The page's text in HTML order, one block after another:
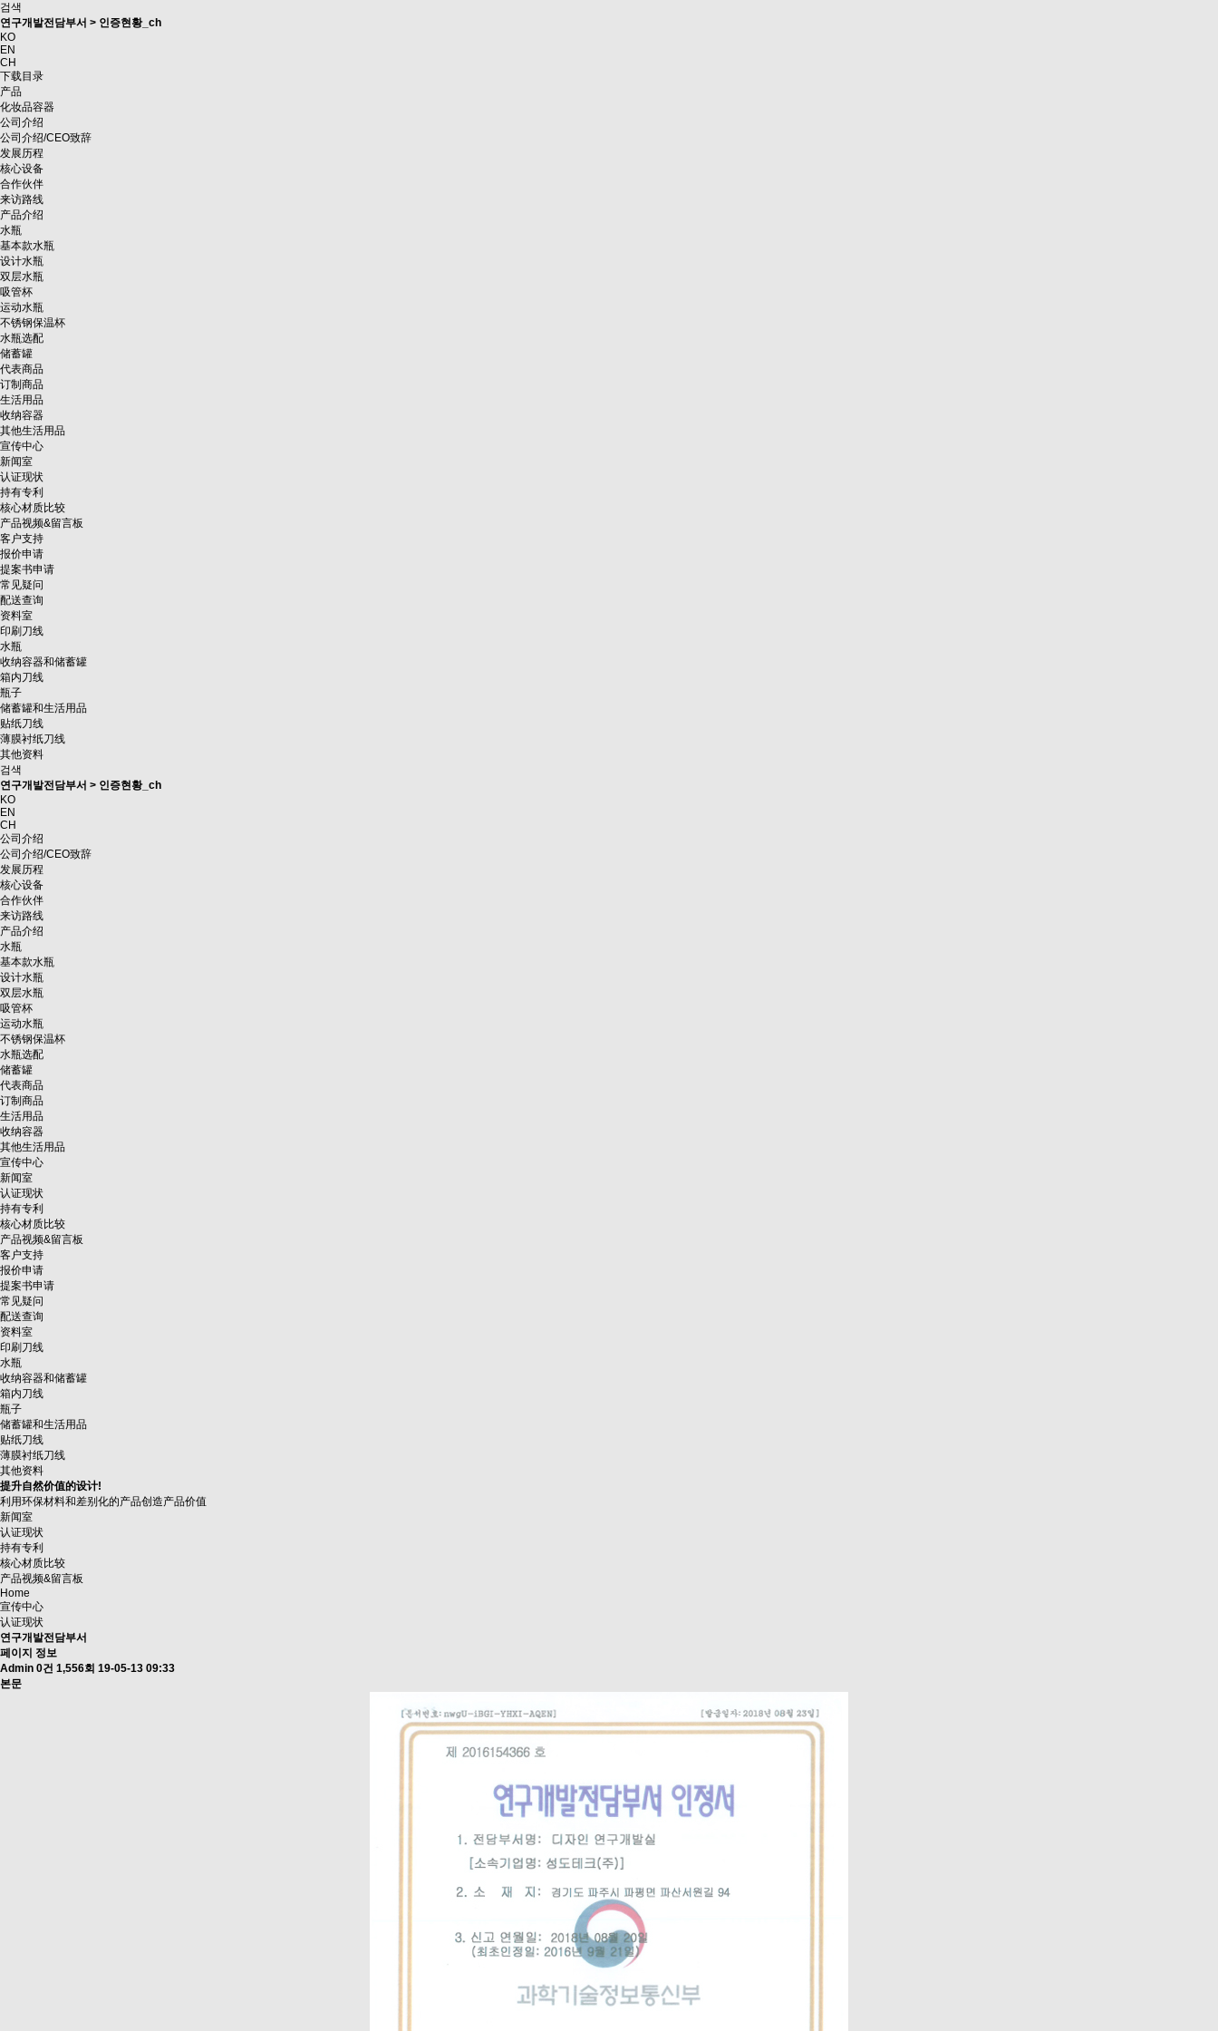
검색
연구개발전담부서 > 인증현황_ch
KO
EN
CH
下载目录
产品
化妆品容器
公司介绍
公司介绍/CEO致辞
发展历程
核心设备
合作伙伴
来访路线
产品介绍
水瓶
基本款水瓶
设计水瓶
双层水瓶
吸管杯
运动水瓶
不锈钢保温杯
水瓶选配
储蓄罐
代表商品
订制商品
生活用品
收纳容器
其他生活用品
宣传中心
新闻室
认证现状
持有专利
核心材质比较
产品视频&留言板
客户支持
报价申请
提案书申请
常见疑问
配送查询
资料室
印刷刀线
水瓶
收纳容器和储蓄罐
箱内刀线
瓶子
储蓄罐和生活用品
贴纸刀线
薄膜衬纸刀线
其他资料
검색
연구개발전담부서 > 인증현황_ch
KO
EN
CH
公司介绍
公司介绍/CEO致辞
发展历程
核心设备
合作伙伴
来访路线
产品介绍
水瓶
基本款水瓶
设计水瓶
双层水瓶
吸管杯
运动水瓶
不锈钢保温杯
水瓶选配
储蓄罐
代表商品
订制商品
生活用品
收纳容器
其他生活用品
宣传中心
新闻室
认证现状
持有专利
核心材质比较
产品视频&留言板
客户支持
报价申请
提案书申请
常见疑问
配送查询
资料室
印刷刀线
水瓶
收纳容器和储蓄罐
箱内刀线
瓶子
储蓄罐和生活用品
贴纸刀线
薄膜衬纸刀线
其他资料
提升自然价值的设计!
利用环保材料和差别化的产品创造产品价值
新闻室
认证现状
持有专利
核心材质比较
产品视频&留言板
Home
宣传中心
认证现状
연구개발전담부서
페이지 정보
Admin 0건 1,556회 19-05-13 09:33
본문